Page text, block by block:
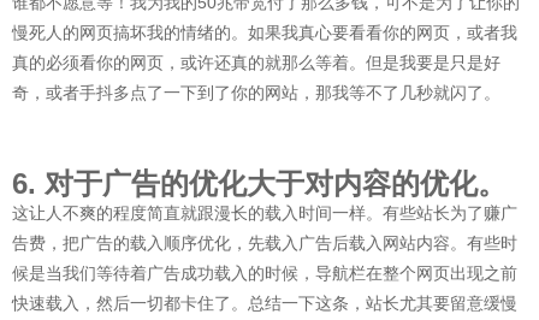
慢死人的网页搞坏我的情绪的。如果我真心要看看你的网页，或者我
真的必须看你的网页，或许还真的就那么等着。但是我要是只是好
奇，或者手抖多点了一下到了你的网站，那我等不了几秒就闪了。
6. 对于广告的优化大于对内容的优化。
这让人不爽的程度简直就跟漫长的载入时间一样。有些站长为了赚广
告费，把广告的载入顺序优化，先载入广告后载入网站内容。有些时
候是当我们等待着广告成功载入的时候，导航栏在整个网页出现之前
快速载入，然后一切都卡住了。总结一下这条，站长尤其要留意缓慢